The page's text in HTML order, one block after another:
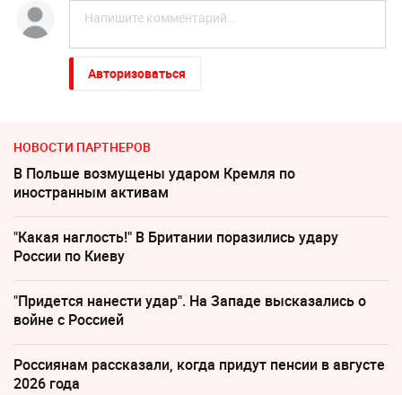
Авторизоваться
НОВОСТИ ПАРТНЕРОВ
В Польше возмущены ударом Кремля по
иностранным активам
"Какая наглость!" В Британии поразились удару
России по Киеву
"Придется нанести удар". На Западе высказались о
войне с Россией
Россиянам рассказали, когда придут пенсии в августе
2026 года